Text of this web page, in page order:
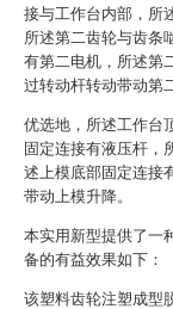
接与工作台内部，所
所述第二齿轮与齿条
有第二电机，所述第
过转动杆转动带动第
优选地，所述工作台
固定连接有液压杆，
述上模底部固定连接
带动上模升降。
本实用新型提供了一
备的有益效果如下：
该塑料齿轮注塑成型